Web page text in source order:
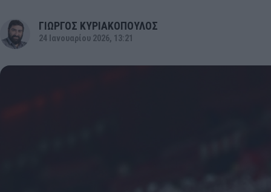
ΓΙΩΡΓΟΣ ΚΥΡΙΑΚΟΠΟΥΛΟΣ
24 Ιανουαρίου 2026, 13:21